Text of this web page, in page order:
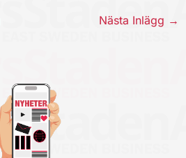
Nästa Inlägg →